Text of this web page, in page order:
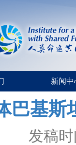
新闻中
巴基
发稿